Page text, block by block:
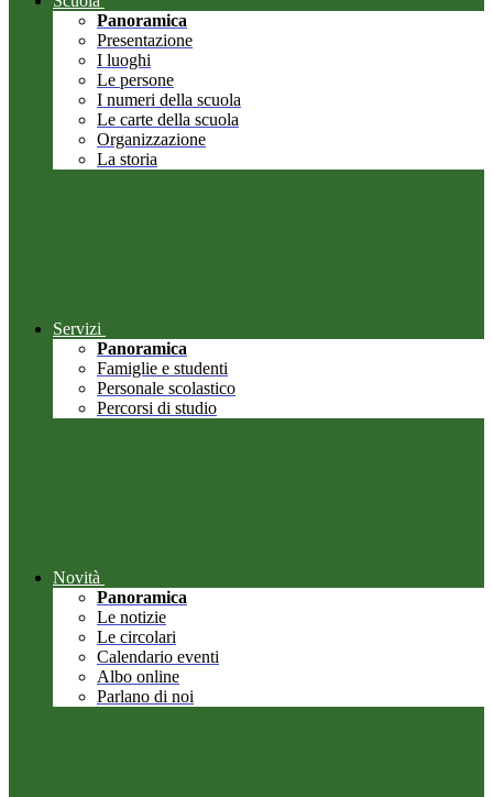
Panoramica
Presentazione
I luoghi
Le persone
I numeri della scuola
Le carte della scuola
Organizzazione
La storia
Servizi
Panoramica
Famiglie e studenti
Personale scolastico
Percorsi di studio
Novità
Panoramica
Le notizie
Le circolari
Calendario eventi
Albo online
Parlano di noi